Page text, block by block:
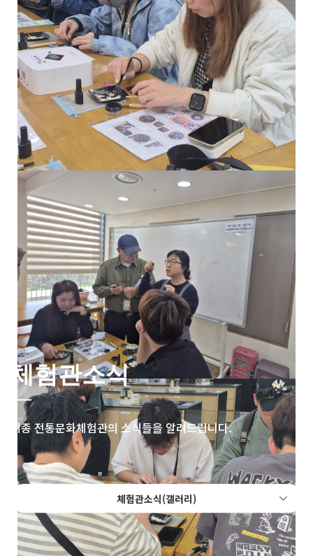
체험관소식
세종 전통문화체험관의 소식들을 알려드립니다.
체험관소식(갤러리)